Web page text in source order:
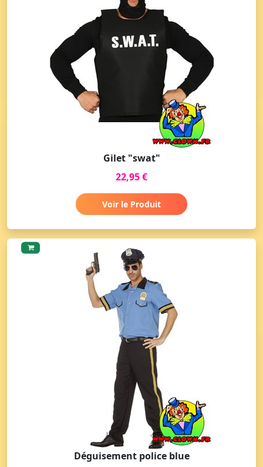
Gilet "swat"
22,95 €
Voir le Produit
Déguisement police blue